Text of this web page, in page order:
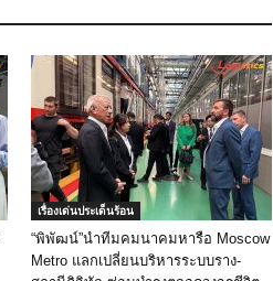
เรื่องเด่นประเด็นร้อน
“พิพัฒน์”นำทีมคมนาคมหารือ Moscow
Metro แลกเปลี่ยนบริหารระบบราง-